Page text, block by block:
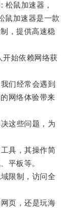
鼠加速器，
鼠加速器是一款
，提供高速稳
始依赖网络获
们经常会遇到
网络体验带来
这些问题，为
具，其操作简
平板等。
限制，访问全
页，还是玩海